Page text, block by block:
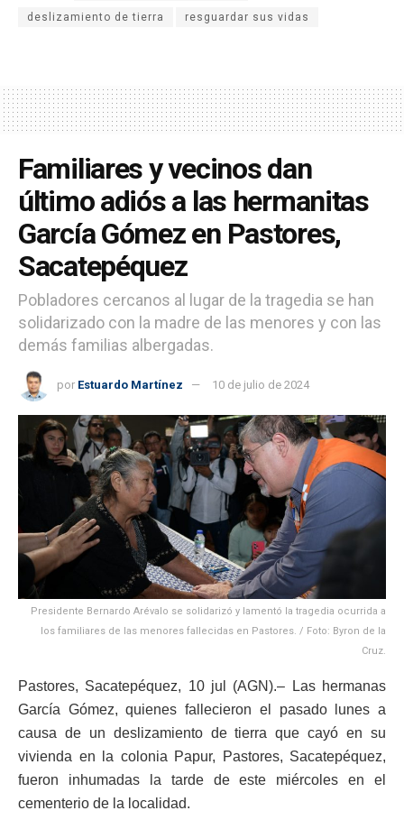
deslizamiento de tierra resguardar sus vidas
Familiares y vecinos dan
último adiós a las hermanitas
García Gómez en Pastores,
Sacatepéquez
Pobladores cercanos al lugar de la tragedia se han
solidarizado con la madre de las menores y con las
demás familias albergadas.
por Estuardo Martínez 10 de julio de 2024
Presidente Bernardo Arévalo se solidarizó y lamentó la tragedia ocurrida a
los familiares de las menores fallecidas en Pastores. / Foto: Byron de la
Cruz.
Pastores, Sacatepéquez, 10 jul (AGN).– Las hermanas
García Gómez, quienes fallecieron el pasado lunes a
causa de un deslizamiento de tierra que cayó en su
vivienda en la colonia Papur, Pastores, Sacatepéquez,
fueron inhumadas la tarde de este miércoles en el
cementerio de la localidad.